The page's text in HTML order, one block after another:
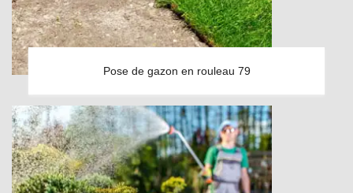
Pose de gazon en rouleau 79